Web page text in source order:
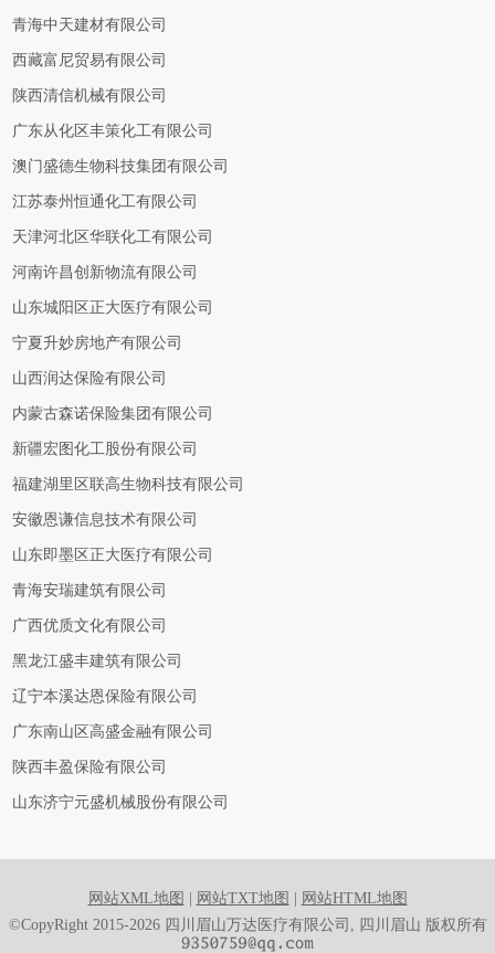
青海中天建材有限公司
西藏富尼贸易有限公司
陕西清信机械有限公司
广东从化区丰策化工有限公司
澳门盛德生物科技集团有限公司
江苏泰州恒通化工有限公司
天津河北区华联化工有限公司
河南许昌创新物流有限公司
山东城阳区正大医疗有限公司
宁夏升妙房地产有限公司
山西润达保险有限公司
内蒙古森诺保险集团有限公司
新疆宏图化工股份有限公司
福建湖里区联高生物科技有限公司
安徽恩谦信息技术有限公司
山东即墨区正大医疗有限公司
青海安瑞建筑有限公司
广西优质文化有限公司
黑龙江盛丰建筑有限公司
辽宁本溪达恩保险有限公司
广东南山区高盛金融有限公司
陕西丰盈保险有限公司
山东济宁元盛机械股份有限公司
网站XML地图 网站TXT地图
网站HTML地图
©CopyRight 2015-2026 四川眉山万达医疗有限公司, 四川眉山 版权所有